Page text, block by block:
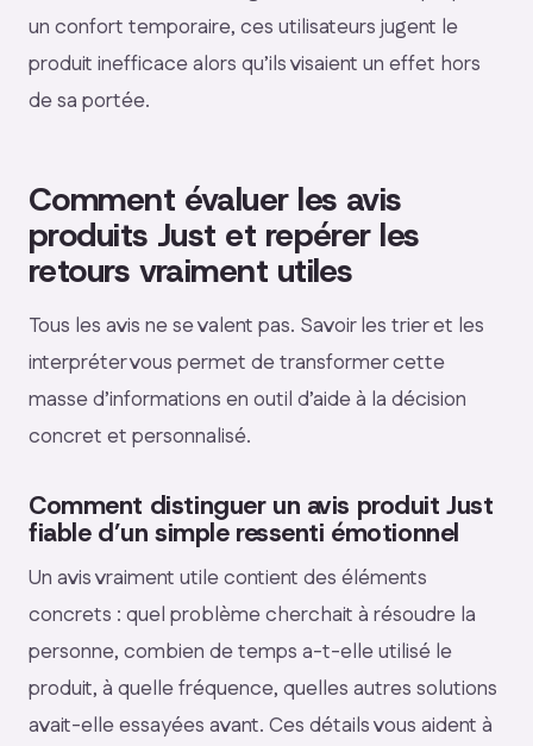
un confort temporaire, ces utilisateurs jugent le
produit inefficace alors qu’ils visaient un effet hors
de sa portée.
Comment évaluer les avis
produits Just et repérer les
retours vraiment utiles
Tous les avis ne se valent pas. Savoir les trier et les
interpréter vous permet de transformer cette
masse d’informations en outil d’aide à la décision
concret et personnalisé.
Comment distinguer un avis produit Just
fiable d’un simple ressenti émotionnel
Un avis vraiment utile contient des éléments
concrets : quel problème cherchait à résoudre la
personne, combien de temps a-t-elle utilisé le
produit, à quelle fréquence, quelles autres solutions
avait-elle essayées avant. Ces détails vous aident à